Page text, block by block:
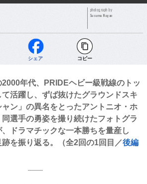
photograph by
Susumu Nagao
シェア コピー
年代、PRIDEヘビー級戦線のトッ
活躍し、ずば抜けたグラウンドスキ
ン」の異名をとったアントニオ・ホ
同選手の勇姿を撮り続けたフォトグラ
ドラマチックな一本勝ちを量産し
を振り返る。（全2回の1回目／後編